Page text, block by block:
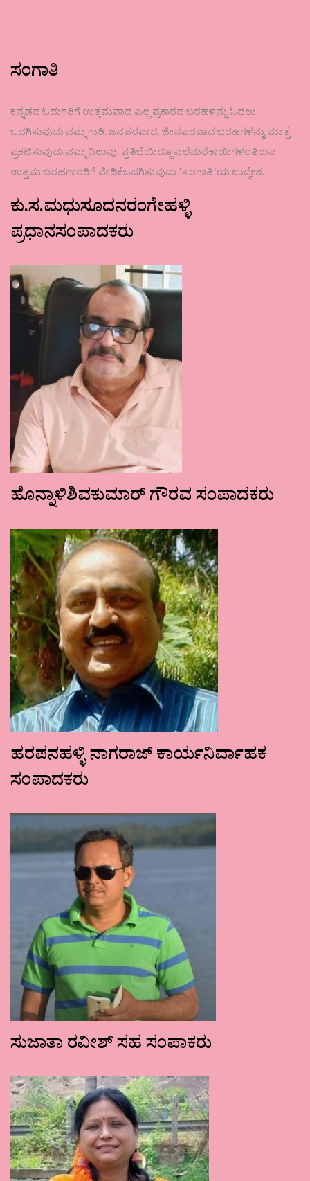
ಸಂಗಾತಿ
ಕನ್ನಡದ ಓದುಗರಿಗೆ ಉತ್ತಮವಾದ ಎಲ್ಲ ಪ್ರಕಾರದ ಬರಹಳನ್ನು ಓದಲು
ಒದಗಿಸುವುದು ನಮ್ಮ ಗುರಿ. ಜನಪರವಾದ, ಜೀವಪರವಾದ ಬರಹಗಳನ್ನು ಮಾತ್ರ
ಪ್ರಕಟಿಸುವುದು ನಮ್ಮ ನಿಲುವು. ಪ್ರತಿಭೆಯಿದ್ದೂ ಎಲೆಮರೆಕಾಯಿಗಳಂತಿರುವ
ಉತ್ತಮ ಬರಹಗಾರರಿಗೆ ವೇದಿಕೆಒದಗಿಸುವುದು ʼಸಂಗಾತಿʼಯ ಉದ್ದೇಶ.
ಕು.ಸ.ಮಧುಸೂದನರಂಗೇಹಳ್ಳಿ
ಪ್ರಧಾನಸಂಪಾದಕರು
ಹೊನ್ನಾಳಿಶಿವಕುಮಾರ್ ಗೌರವ ಸಂಪಾದಕರು
ಹರಪನಹಳ್ಳಿ ನಾಗರಾಜ್ ಕಾರ್ಯನಿರ್ವಾಹಕ
ಸಂಪಾದಕರು
ಸುಜಾತಾ ರವೀಶ್ ಸಹ ಸಂಪಾಕರು